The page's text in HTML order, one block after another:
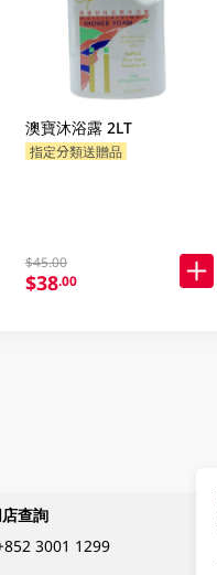
澳寶沐浴露 2LT
指定分類送贈品
$45.00
$38.00
查詢
3001 1299